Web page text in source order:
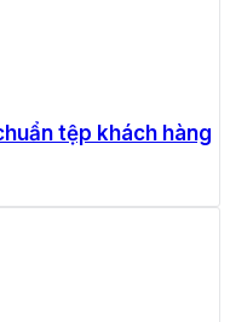
tệp khách hàng